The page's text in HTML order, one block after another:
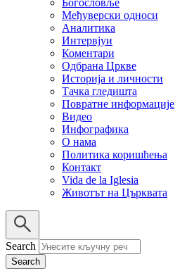
Међуверски односи
Аналитика
Интервјуи
Коментари
Одбрана Цркве
Историја и личности
Тачка гледишта
Повратне информације
Видео
Инфографика
О нама
Политика коришћења
Контакт
Vida de la Iglesia
Животът на Църквата
Search